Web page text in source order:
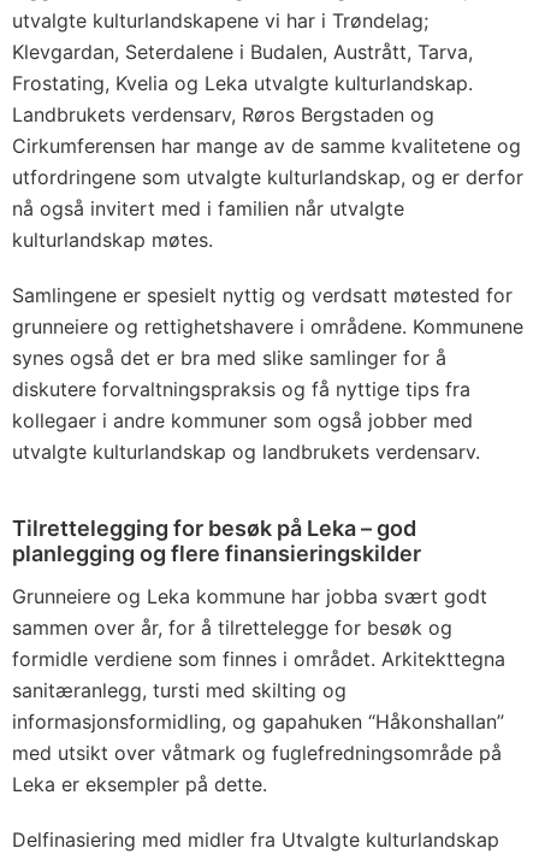
utvalgte kulturlandskapene vi har i Trøndelag;
Klevgardan, Seterdalene i Budalen, Austrått, Tarva,
Frostating, Kvelia og Leka utvalgte kulturlandskap.
Landbrukets verdensarv, Røros Bergstaden og
Cirkumferensen har mange av de samme kvalitetene og
utfordringene som utvalgte kulturlandskap, og er derfor
nå også invitert med i familien når utvalgte
kulturlandskap møtes.
Samlingene er spesielt nyttig og verdsatt møtested for
grunneiere og rettighetshavere i områdene. Kommunene
synes også det er bra med slike samlinger for å
diskutere forvaltningspraksis og få nyttige tips fra
kollegaer i andre kommuner som også jobber med
utvalgte kulturlandskap og landbrukets verdensarv.
Tilrettelegging for besøk på Leka – god
planlegging og flere finansieringskilder
Grunneiere og Leka kommune har jobba svært godt
sammen over år, for å tilrettelegge for besøk og
formidle verdiene som finnes i området. Arkitekttegna
sanitæranlegg, tursti med skilting og
informasjonsformidling, og gapahuken “Håkonshallan”
med utsikt over våtmark og fuglefredningsområde på
Leka er eksempler på dette.
Delfinasiering med midler fra Utvalgte kulturlandskap